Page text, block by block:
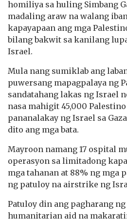
homiliya sa huling Simbang
madaling araw na walang
kapayapaan ang mga
bilang bakwit sa kanilang
Israel.
Mula nang sumiklab ang
puwersang mapagpalaya ng
sandatahang lakas ng Israel
nasa mahigit 45,000
pananalakay ng Israel sa
dito ang mga bata.
Mayroon namang 17 ospital
operasyon sa limitadong
mga tahanan at 88% ng mga
ng patuloy na airstrike ng
Patuloy din ang pagharang
humanitarian aid na